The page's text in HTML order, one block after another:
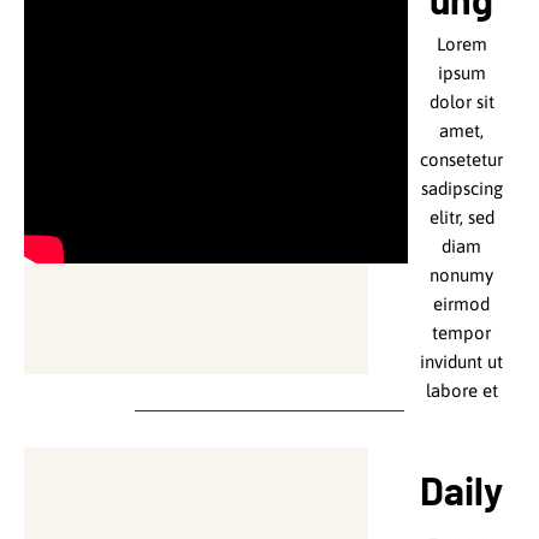
Lorem
ipsum
dolor sit
amet.
Lorem
ipsum
dolor sit
amet,
consetetur
sadipscing
elitr, sed
diam
nonumy
invidunt ut
labore et
Lorem
ipsum
dolor sit
amet,
consetetur
sadipscing
elitr, sed
diam
nonumy
eirmod
tempor
invidunt ut
labore et
aliquyam
erat, sed
Daily